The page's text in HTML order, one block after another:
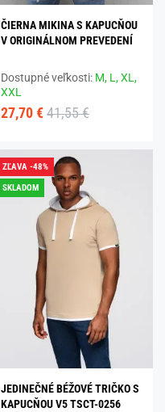
ČIERNA MIKINA S KAPUCŇOU
V ORIGINÁLNOM PREVEDENÍ
Dostupné veľkosti: M, L,XL,
XXL
27,70 € 41,55 €
ZĽAVA -48%
SKLADOM
JEDINEČNÉ BÉŽOVÉ TRIČKO S
KAPUCŇOU V5 TSCT-0256